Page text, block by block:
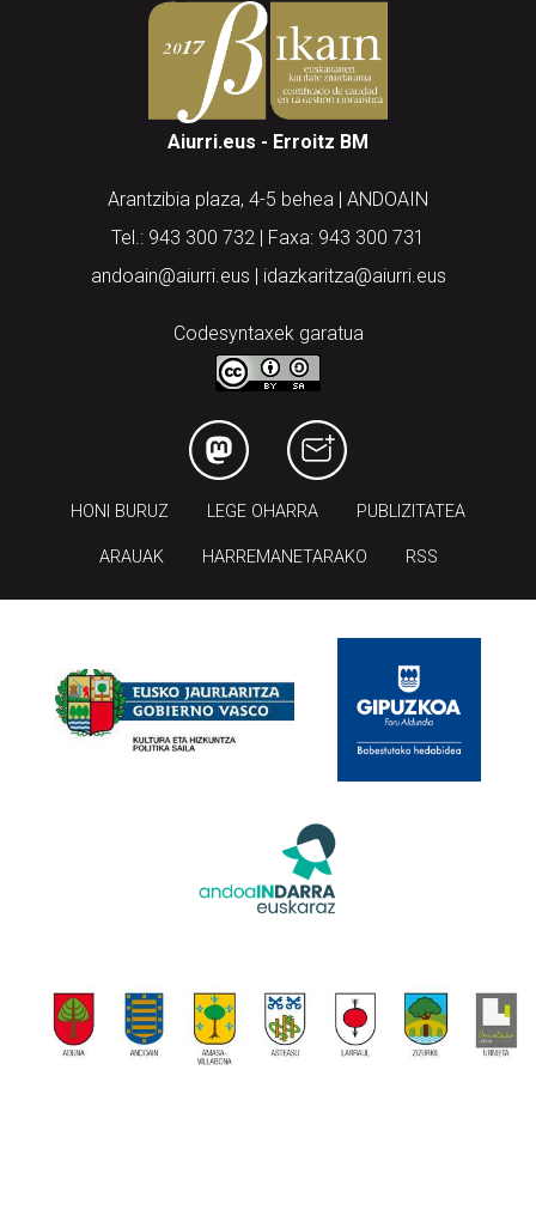
Aiurri.eus - Erroitz BM
Arantzibia plaza, 4-5 behea | ANDOAIN
Tel.: 943 300 732 | Faxa: 943 300 731
andoain@aiurri.eus | idazkaritza@aiurri.eus
Codesyntaxek garatua
HONI BURUZ LEGE OHARRA PUBLIZITATEA
ARAUAK HARREMANETARAKO RSS